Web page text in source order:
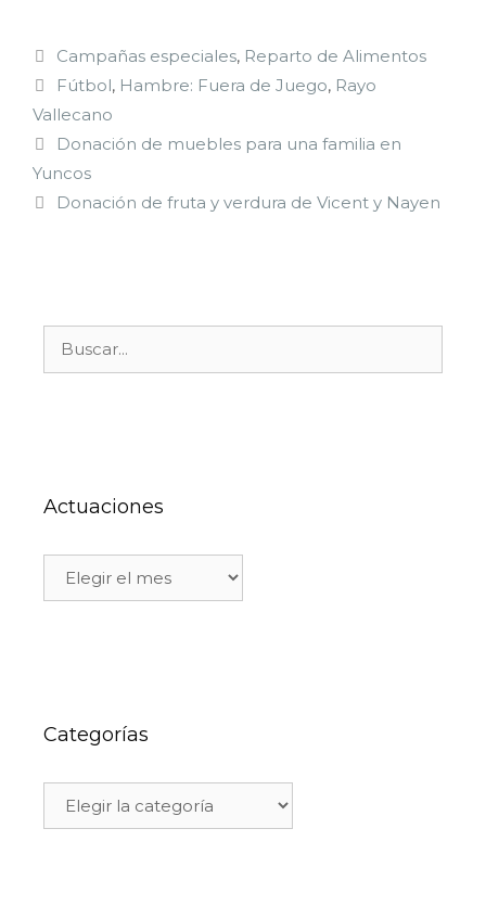
Campañas especiales, Reparto de Alimentos
Fútbol, Hambre: Fuera de Juego, Rayo
Vallecano
Donación de muebles para una familia en
Yuncos
Donación de fruta y verdura de Vicent y Nayen
Actuaciones
Categorías